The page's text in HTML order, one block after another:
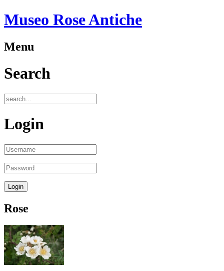
Museo Rose Antiche
Menu
Search
Login
Rose